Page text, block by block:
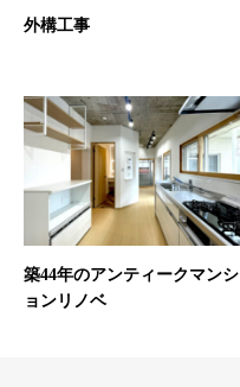
外構工事
築44年のアンティークマンシ
ョンリノベ